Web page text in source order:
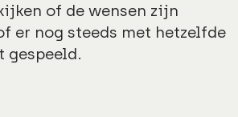
of de wensen zijn
er nog steeds met hetzelfde
gespeeld.